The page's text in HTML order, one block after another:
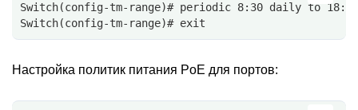
Switch(config-tm-range)# periodic 8:30 daily to
Switch(config-tm-range)# exit
Настройка политик питания PoE для портов: